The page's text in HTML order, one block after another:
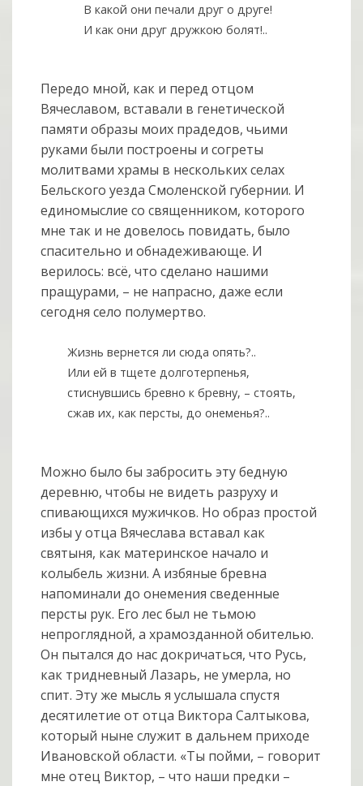
В какой они печали друг о друге!
И как они друг дружкою болят!..
Передо мной, как и перед отцом
Вячеславом, вставали в генетической
памяти образы моих прадедов, чьими
руками были построены и согреты
молитвами храмы в нескольких селах
Бельского уезда Смоленской губернии. И
единомыслие со священником, которого
мне так и не довелось повидать, было
спасительно и обнадеживающе. И
верилось: всё, что сделано нашими
пращурами, – не напрасно, даже если
сегодня село полумертво.
Жизнь вернется ли сюда опять?..
Или ей в тщете долготерпенья,
стиснувшись бревно к бревну, – стоять,
сжав их, как персты, до онеменья?..
Можно было бы забросить эту бедную
деревню, чтобы не видеть разруху и
спивающихся мужичков. Но образ простой
избы у отца Вячеслава вставал как
святыня, как материнское начало и
колыбель жизни. А избяные бревна
напоминали до онемения сведенные
персты рук. Его лес был не тьмою
непроглядной, а храмозданной обителью.
Он пытался до нас докричаться, что Русь,
как тридневный Лазарь, не умерла, но
спит. Эту же мысль я услышала спустя
десятилетие от отца Виктора Салтыкова,
который ныне служит в дальнем приходе
Ивановской области. «Ты пойми, – говорит
мне отец Виктор, – что наши предки –